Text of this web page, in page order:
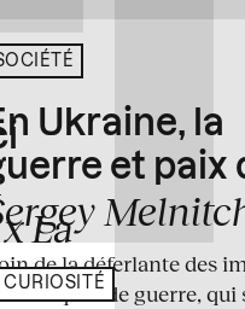
La
CURIOSITÉ
Ukraine, la
et paix
de la déferlante des
de guerre, qui